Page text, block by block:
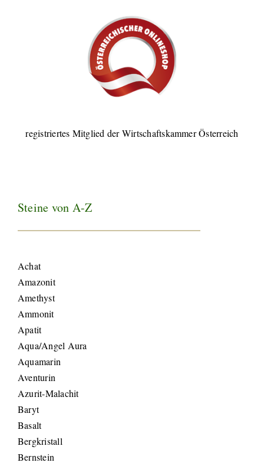
registriertes Mitglied der Wirtschaftskammer Österreich
Steine von A-Z
Achat
Amazonit
Amethyst
Ammonit
Apatit
Aqua/Angel Aura
Aquamarin
Aventurin
Azurit-Malachit
Baryt
Basalt
Bergkristall
Bernstein